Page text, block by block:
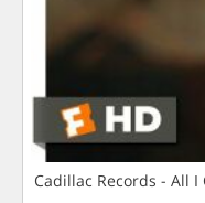
Cadillac Records - All I